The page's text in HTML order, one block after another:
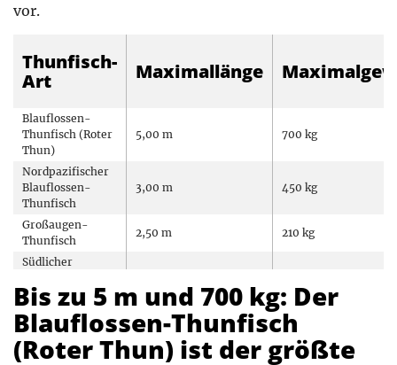
vor.
Thunfisch-
Art
Maximallänge
Blauflossen-
Thunfisch (Roter
Thun)
5,00 m 700 kg
Nordpazifischer
Blauflossen-
Thunfisch
3,00 m 450 kg
Großaugen-
Thunfisch
2,50 m 210 kg
Südlicher
Thunfisch
Gelbflossen-
Thunfisch
2,40 m 240 kg
Langschwanz-
1,45 m 36 kg
Bis zu 5 m und 700 kg: Der
Blauflossen-Thunfisch
(Roter Thun) ist der größte